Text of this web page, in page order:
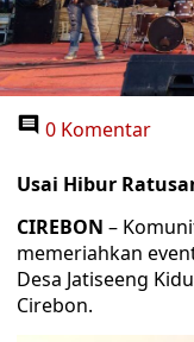
0 Komentar
Usai Hibur
CIREBON –
memeriahkan
Desa Jatiseeng
Cirebon.